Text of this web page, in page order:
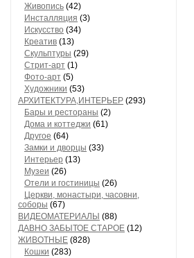
Живопись (42)
Инсталляция (3)
Искусство (34)
Креатив (13)
Скульптуры (29)
Стрит-арт (1)
Фото-арт (5)
Художники (53)
АРХИТЕКТУРА,ИНТЕРЬЕР (293)
Бары и рестораны (2)
Дома и коттеджи (61)
Другое (64)
Замки и дворцы (33)
Интерьер (13)
Музеи (26)
Отели и гостиницы (26)
Церкви, монастыри, часовни,
соборы (67)
ВИДЕОМАТЕРИАЛЫ (88)
ДАВНО ЗАБЫТОЕ СТАРОЕ (12)
ЖИВОТНЫЕ (828)
Кошки (283)